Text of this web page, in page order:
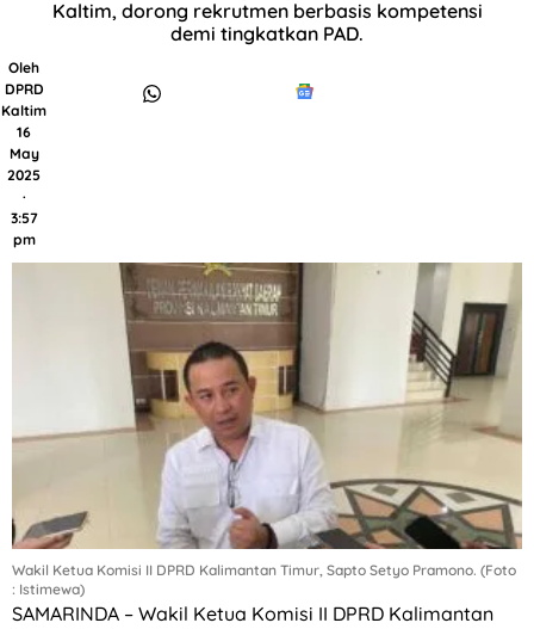
Kaltim, dorong rekrutmen berbasis kompetensi
demi tingkatkan PAD.
Oleh
DPRD
Kaltim
16
May
2025
·
3:57
pm
Wakil Ketua Komisi II DPRD Kalimantan Timur, Sapto Setyo Pramono. (Foto
: Istimewa)
SAMARINDA – Wakil Ketua Komisi II DPRD Kalimantan